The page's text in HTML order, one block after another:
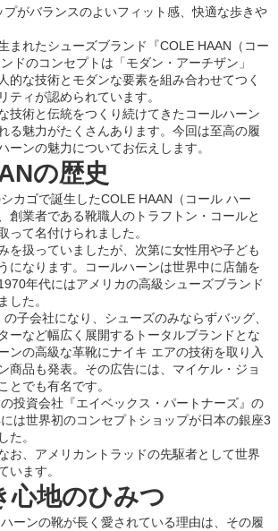
がバランスのよいフィット感、快適な歩きや
まれたシューズブランド『COLE HAAN（コー
ドのコンセプトは「モダン・アーチザン」
的な技術とモダンな要素を組み合わせてつく
ティが認められています。
技術と伝統をつくり続けてきたコールハーン
る魅力がたくさんあります。今回は至高の履
ーンの魅力についてお伝えします。
の歴史
カゴで誕生したCOLE HAAN（コール ハー
創業者である靴職人のトラフトン・コールと
って名付けられました。
を扱っていましたが、次第に女性用や子ども
になります。コールハーンは世界中に店舗を
年代にはアメリカの高級シューズブランド
した。
子会社になり、シューズのみならずバッグ、
ーなど幅広く展開するトータルブランドとな
ンの高級な革靴にナイキ エアの技術を取り入
商品も発表。その広告には、マイケル・ジョ
とでも有名です。
投資会社『エイベックス・パートナーズ』の
は世界初のコンセプトショップが日本の銀座3
た。
お、アメリカントラッドの先駆者として世界
います。
心地のひみつ
ーンの靴が長く愛されている理由は、その履